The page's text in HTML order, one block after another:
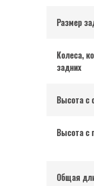
Размер
Колеса,
задних
Высота с
Высота с
Общая